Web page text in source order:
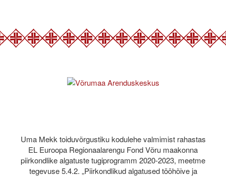
Uma Mekk toiduvõrgustiku kodulehe valmimist rahastas
EL Euroopa Regionaalarengu Fond Võru maakonna
piirkondlike algatuste tugiprogramm 2020-2023, meetme
tegevuse 5.4.2. „Piirkondlikud algatused tööhõive ja